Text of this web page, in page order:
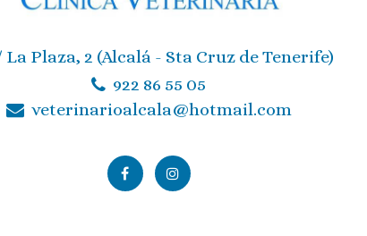
La Plaza, 2 (Alcalá - Sta Cruz de Tenerife)
922 86 55 05
veterinarioalcala@hotmail.com